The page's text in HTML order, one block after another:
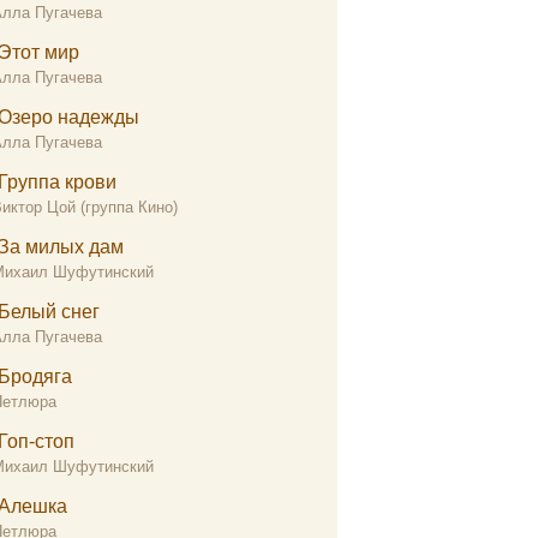
Пугачева
Этот мир
Пугачева
надежды
Пугачева
Группа крови
Цой (группа Кино)
милых дам
Шуфутинский
Белый снег
Пугачева
Бродяга
Гоп-стоп
Шуфутинский